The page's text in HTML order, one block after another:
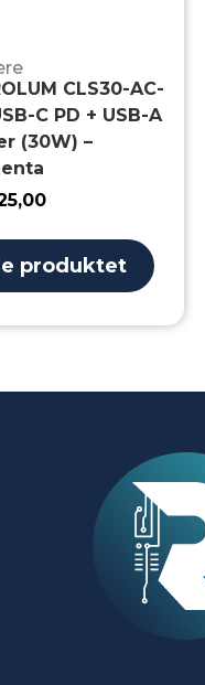
CLS30-AC-
C PD + USB-A
(30W) –
produktet